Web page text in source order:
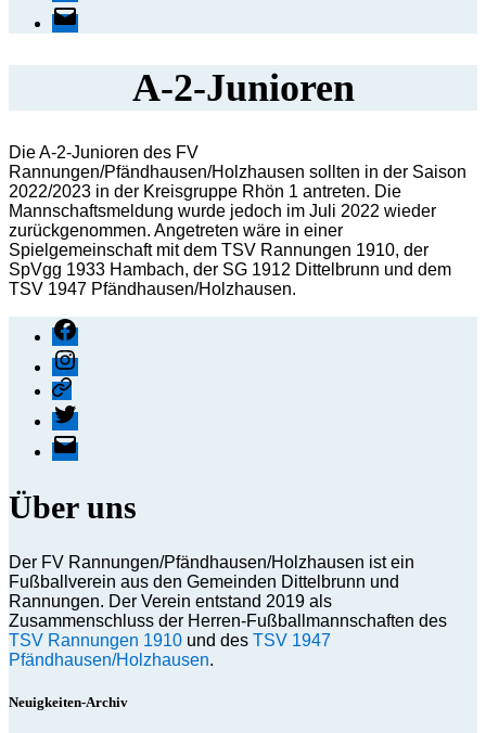
E-
Mail
A-2-Junioren
Die A-2-Junioren des FV
Rannungen/Pfändhausen/Holzhausen sollten in der Saison
2022/2023 in der Kreisgruppe Rhön 1 antreten. Die
Mannschaftsmeldung wurde jedoch im Juli 2022 wieder
zurückgenommen. Angetreten wäre in einer
Spielgemeinschaft mit dem TSV Rannungen 1910, der
SpVgg 1933 Hambach, der SG 1912 Dittelbrunn und dem
TSV 1947 Pfändhausen/Holzhausen.
Facebook
Instagram
Threads
X
E-
Mail
Über uns
Der FV Rannungen/Pfändhausen/Holzhausen ist ein
Fußballverein aus den Gemeinden Dittelbrunn und
Rannungen. Der Verein entstand 2019 als
Zusammenschluss der Herren-Fußballmannschaften des
TSV Rannungen 1910 und des TSV 1947
Pfändhausen/Holzhausen.
Neuigkeiten-Archiv